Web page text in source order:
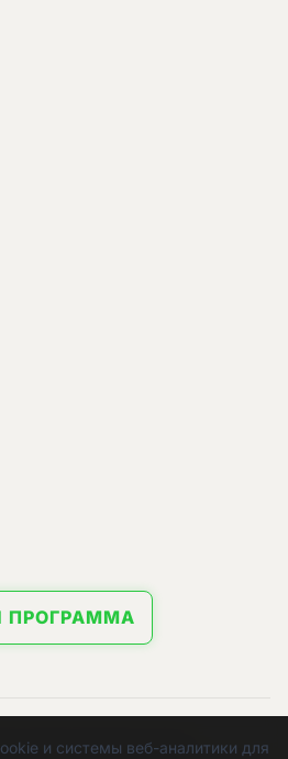
ПРОГРАММА
Евгений Евгеньевич.
и системы веб-аналитики для